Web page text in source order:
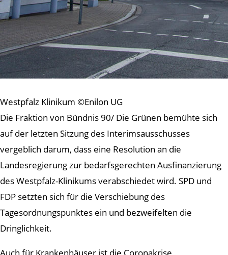
Westpfalz Klinikum ©Enilon UG
Die Fraktion von Bündnis 90/ Die Grünen bemühte sich
auf der letzten Sitzung des Interimsausschusses
vergeblich darum, dass eine Resolution an die
Landesregierung zur bedarfsgerechten Ausfinanzierung
des Westpfalz-Klinikums verabschiedet wird. SPD und
FDP setzten sich für die Verschiebung des
Tagesordnungspunktes ein und bezweifelten die
Dringlichkeit.
Auch für Krankenhäuser ist die Coronakrise